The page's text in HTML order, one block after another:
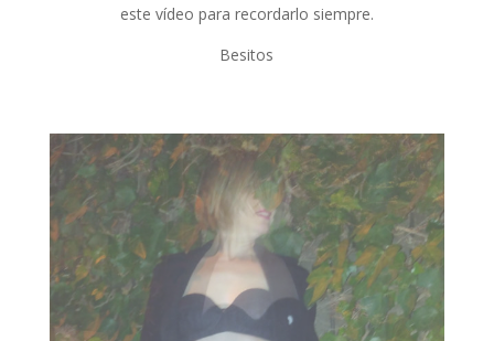
este vídeo para recordarlo siempre.
Besitos